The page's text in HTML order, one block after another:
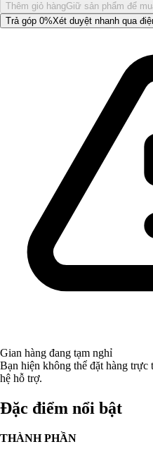
Thêm giỏ hàngGiữ sản phẩm để
Trả góp 0%Xét duyệt nhanh qua
Gian hàng đang tạm nghỉ
Bạn hiện không thể đặt hàng
hệ hỗ trợ.
Đặc điểm nổi bật
THÀNH PHẦN